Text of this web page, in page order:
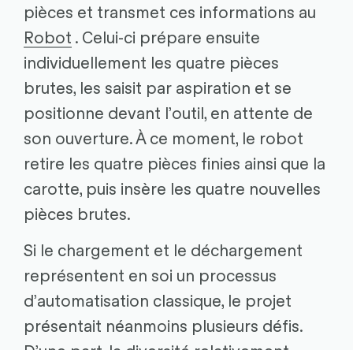
pièces et transmet ces informations au
Robot . Celui-ci prépare ensuite
individuellement les quatre pièces
brutes, les saisit par aspiration et se
positionne devant l’outil, en attente de
son ouverture. À ce moment, le robot
retire les quatre pièces finies ainsi que la
carotte, puis insère les quatre nouvelles
pièces brutes.
Si le chargement et le déchargement
représentent en soi un processus
d’automatisation classique, le projet
présentait néanmoins plusieurs défis.